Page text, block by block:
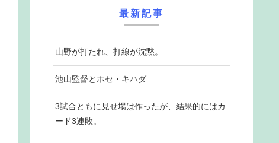
最新記事
山野が打たれ、打線が沈黙。
池山監督とホセ・キハダ
3試合ともに見せ場は作ったが、結果的にはカ
ード3連敗。